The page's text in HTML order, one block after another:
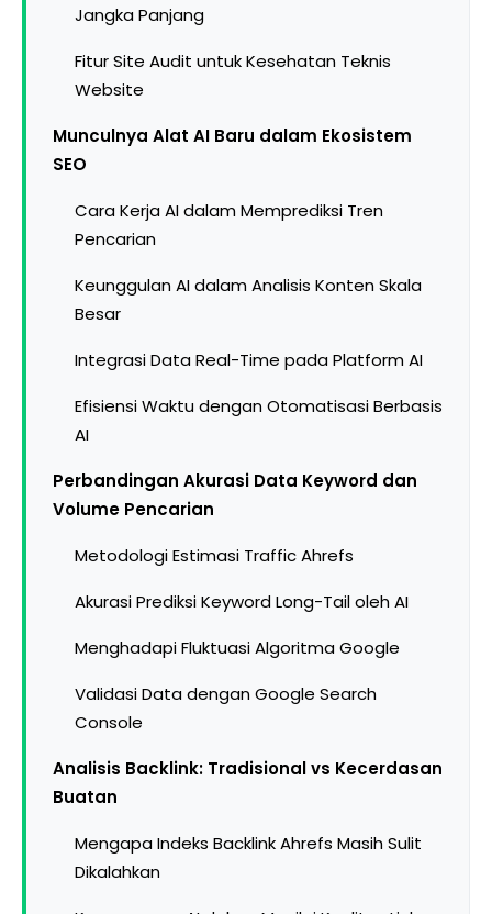
Jangka Panjang
Fitur Site Audit untuk Kesehatan Teknis
Website
Munculnya Alat AI Baru dalam Ekosistem
SEO
Cara Kerja AI dalam Memprediksi Tren
Pencarian
Keunggulan AI dalam Analisis Konten Skala
Besar
Integrasi Data Real-Time pada Platform AI
Efisiensi Waktu dengan Otomatisasi Berbasis
AI
Perbandingan Akurasi Data Keyword dan
Volume Pencarian
Metodologi Estimasi Traffic Ahrefs
Akurasi Prediksi Keyword Long-Tail oleh AI
Menghadapi Fluktuasi Algoritma Google
Validasi Data dengan Google Search
Console
Analisis Backlink: Tradisional vs Kecerdasan
Buatan
Mengapa Indeks Backlink Ahrefs Masih Sulit
Dikalahkan